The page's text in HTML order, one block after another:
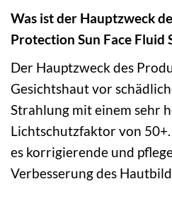
Was ist der Hauptzweck
Protection Sun Face Fluid
Der Hauptzweck des
Gesichtshaut vor
Strahlung mit einem sehr
Lichtschutzfaktor von
es korrigierende und
Verbesserung des